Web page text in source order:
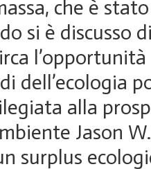
che è
si è discusso
dell’ecologia
alla
Jason
surplus